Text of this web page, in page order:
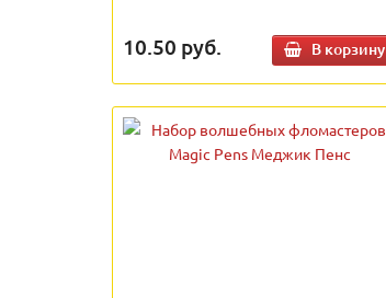
10.50 руб. В корзину